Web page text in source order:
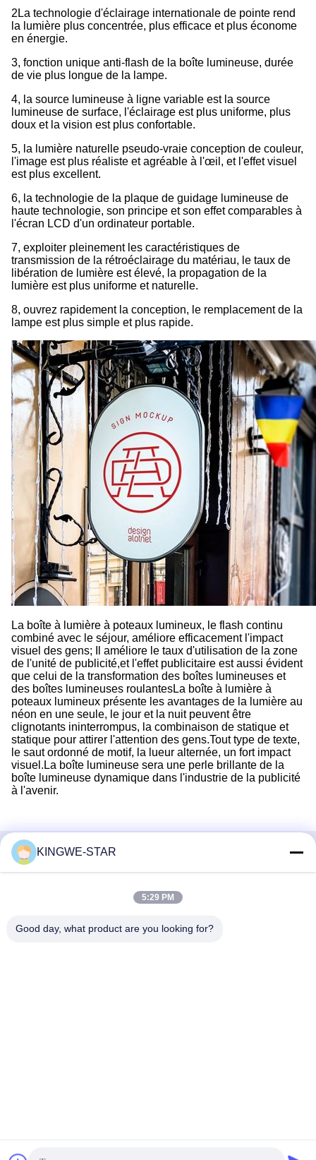
2La technologie d'éclairage internationale de pointe rend
la lumière plus concentrée, plus efficace et plus économe
en énergie.
3, fonction unique anti-flash de la boîte lumineuse, durée
de vie plus longue de la lampe.
4, la source lumineuse à ligne variable est la source
lumineuse de surface, l'éclairage est plus uniforme, plus
doux et la vision est plus confortable.
5, la lumière naturelle pseudo-vraie conception de couleur,
l'image est plus réaliste et agréable à l'œil, et l'effet visuel
est plus excellent.
6, la technologie de la plaque de guidage lumineuse de
haute technologie, son principe et son effet comparables à
l'écran LCD d'un ordinateur portable.
7, exploiter pleinement les caractéristiques de
transmission de la rétroéclairage du matériau, le taux de
libération de lumière est élevé, la propagation de la
lumière est plus uniforme et naturelle.
8, ouvrez rapidement la conception, le remplacement de la
lampe est plus simple et plus rapide.
La boîte à lumière à poteaux lumineux, le flash continu
combiné avec le séjour, améliore efficacement l'impact
visuel des gens; Il améliore le taux d'utilisation de la zone
de l'unité de publicité,et l'effet publicitaire est aussi évident
que celui de la transformation des boîtes lumineuses et
des boîtes lumineuses roulantesLa boîte à lumière à
poteaux lumineux présente les avantages de la lumière au
néon en une seule, le jour et la nuit peuvent être
clignotants ininterrompus, la combinaison de statique et
statique pour attirer l'attention des gens.Tout type de texte,
le saut ordonné de motif, la lueur alternée, un fort impact
visuel.La boîte lumineuse sera une perle brillante de la
boîte lumineuse dynamique dans l'industrie de la publicité
à l'avenir.
Contactez rapidement
Fuyong, district Baoan, Shenzhen, Guangdong, Chine
KINGWE-STAR
5:29 PM
Good day, what product are you looking for?